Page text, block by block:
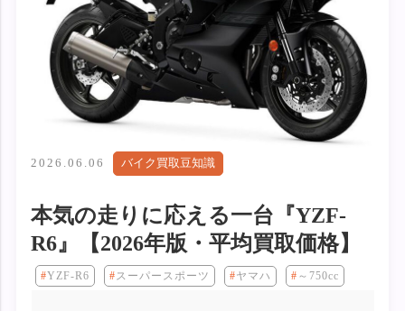
2026.06.06 バイク買取豆知識
本気の走りに応える一台『YZF-
R6』【2026年版・平均買取価格】
YZF-R6 スーパースポーツ ヤマハ ～750cc